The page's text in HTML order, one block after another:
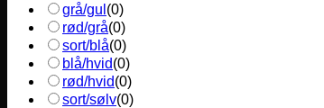
grå/gul (0)
rød/grå(0)
sort/blå(0)
blå/hvid(0)
rød/hvid(0)
sort/sølv(0)